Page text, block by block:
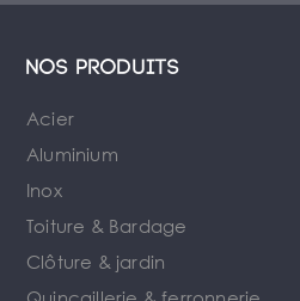
Nos produits
Acier
Aluminium
Inox
Toiture & Bardage
Clôture & jardin